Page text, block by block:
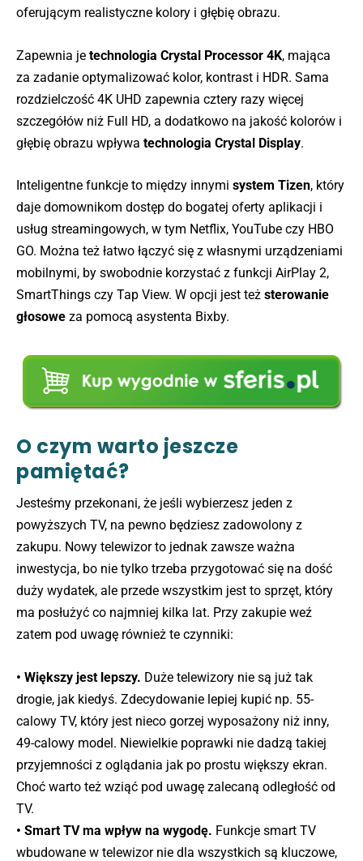
oferującym realistyczne kolory i głębię obrazu.
Zapewnia je technologia Crystal Processor 4K, mająca
za zadanie optymalizować kolor, kontrast i HDR. Sama
rozdzielczość 4K UHD zapewnia cztery razy więcej
szczegółów niż Full HD, a dodatkowo na jakość kolorów i
głębię obrazu wpływa technologia Crystal Display.
Inteligentne funkcje to między innymi system Tizen, który
daje domownikom dostęp do bogatej oferty aplikacji i
usług streamingowych, w tym Netflix, YouTube czy HBO
GO. Można też łatwo łączyć się z własnymi urządzeniami
mobilnymi, by swobodnie korzystać z funkcji AirPlay 2,
SmartThings czy Tap View. W opcji jest też sterowanie
głosowe za pomocą asystenta Bixby.
O czym warto jeszcze
pamiętać?
Jesteśmy przekonani, że jeśli wybierzesz jeden z
powyższych TV, na pewno będziesz zadowolony z
zakupu. Nowy telewizor to jednak zawsze ważna
inwestycja, bo nie tylko trzeba przygotować się na dość
duży wydatek, ale przede wszystkim jest to sprzęt, który
ma posłużyć co najmniej kilka lat. Przy zakupie weź
zatem pod uwagę również te czynniki:
• Większy jest lepszy. Duże telewizory nie są już tak
drogie, jak kiedyś. Zdecydowanie lepiej kupić np. 55-
calowy TV, który jest nieco gorzej wyposażony niż inny,
49-calowy model. Niewielkie poprawki nie dadzą takiej
przyjemności z oglądania jak po prostu większy ekran.
Choć warto też wziąć pod uwagę zalecaną odległość od
TV.
• Smart TV ma wpływ na wygodę. Funkcje smart TV
wbudowane w telewizor nie dla wszystkich są kluczowe,